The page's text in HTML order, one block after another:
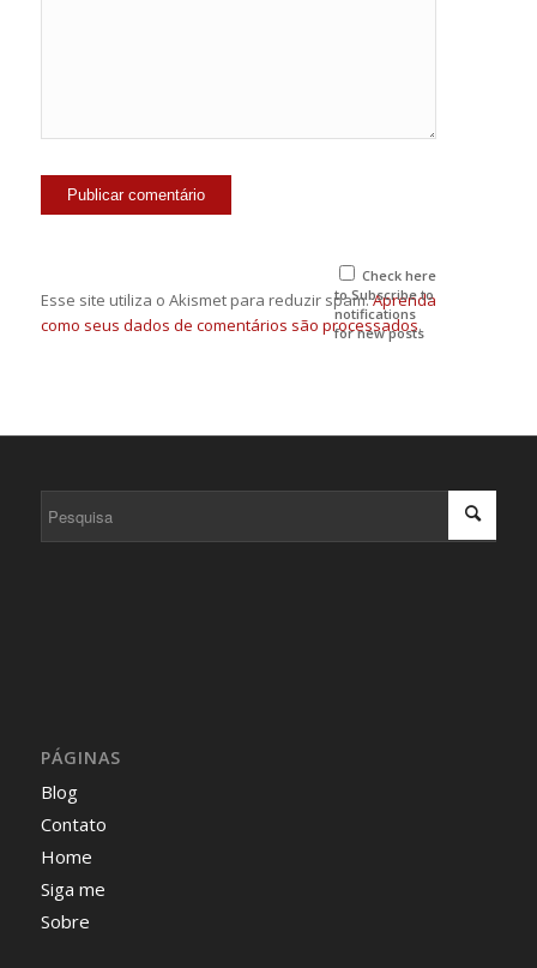
Check here
to Subscribe to
notifications
for new posts
Esse site utiliza o Akismet para reduzir spam.Aprenda
como seus dados de comentários são processados.
PÁGINAS
Blog
Contato
Home
Siga me
Sobre